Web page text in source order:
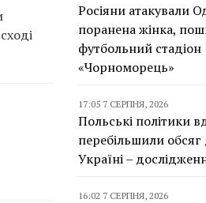
Росіяни атакували
поранена жінка,
футбольний стадіон
«Чорноморець»
17:05 7 СЕРПНЯ, 2026
Польські політики
перебільшили
Україні –
16:02 7 СЕРПНЯ, 2026